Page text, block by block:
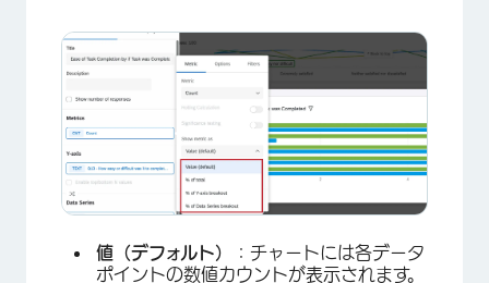
値（デフォルト）
：チャートには各データ
ポイントの数値カウントが表示されます。